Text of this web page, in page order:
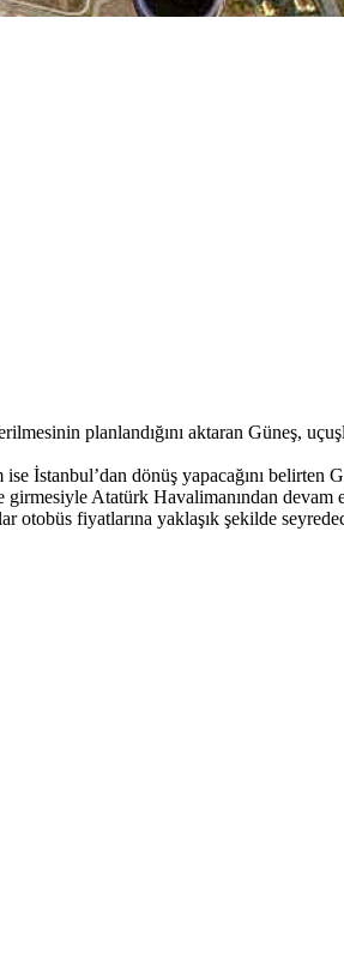
planlandığını aktaran Güneş,
İstanbul’dan dönüş yapacağını
Atatürk Havalimanından
fiyatlarına yaklaşık şekilde